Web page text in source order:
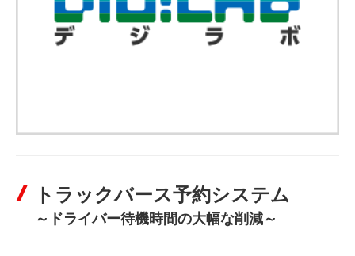
トラックバース予約システム
～ドライバー待機時間の大幅な削減～